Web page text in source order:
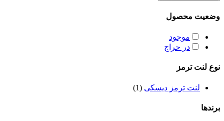
وضعیت محصول
موجود
در حراج
نوع لنت ترمز
لنت ترمز دیسکی (1)
برندها